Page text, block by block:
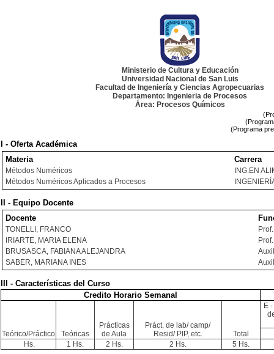
Ministerio de Cultura y Educación
Universidad Nacional de San Luis
Facultad de Ingeniería y Ciencias Agropecuarias
Departamento: Ingenieria de Procesos
Área: Procesos Químicos
(Programa
I - Oferta Académica
Materia
Carrera
Métodos Numéricos
ING.EN
Métodos Numéricos Aplicados a Procesos
II - Equipo Docente
Docente
TONELLI, FRANCO
IRIARTE, MARIA ELENA
BRUSASCA, FABIANA ALEJANDRA
SABER, MARIANA INES
III - Características del Curso
Credito Horario Semanal
Teórico/Práctico Teóricas
Prácticas
de Aula
Práct. de lab/ camp/
Resid/ PIP, etc.
Total
E
Hs. 1 Hs. 2 Hs. 2 Hs. 5 Hs.